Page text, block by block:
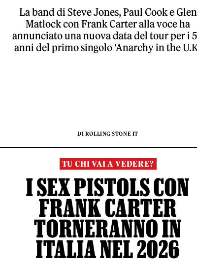
La band di Steve Jones, Paul Cook e Glen
Matlock con Frank Carter alla voce ha
annunciato una nuova data del tour per i
anni del primo singolo ‘Anarchy in the
DI ROLLING STONE IT
TU CHI VAI A VEDERE?
I SEX PISTOLS CON
FRANK CARTER
TORNERANNO IN
ITALIA NEL 2026